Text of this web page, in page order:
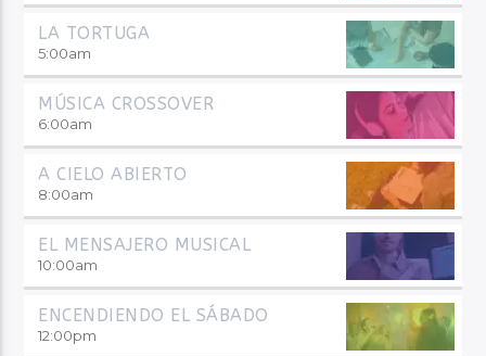
LA TORTUGA
5:00am
MÚSICA CROSSOVER
6:00am
A CIELO ABIERTO
8:00am
EL MENSAJERO MUSICAL
10:00am
ENCENDIENDO EL SÁBADO
12:00pm